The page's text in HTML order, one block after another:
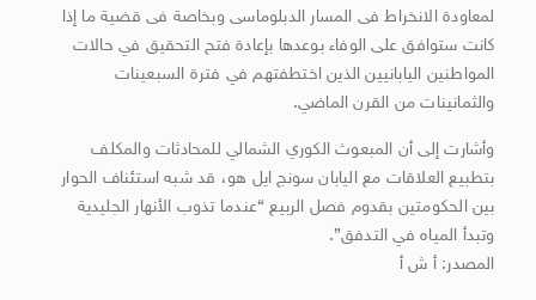
لمعاودة الانخراط فى المسار الدبلوماسى وبخاصة فى قضية ما إذا
كانت ستوافق على الوفاء بوعدها بإعادة فتح التحقيق في حالات
المواطنين اليابانيين الذين اختطفتهم في فترة السبعينات
والثمانينات من القرن الماضي.
وأشارت إلى أن المبعوث الكوري الشمالي للمحادثات والمكلف
بتطبيع العلاقات مع اليابان سونج ايل هو، قد شبه استئناف الحوار
بين الحكومتين بقدوم فصل الربيع “عندما تذوب الأنهار الجليدية
وتبدأ المياه في التدفق”.
المصدر: أ ش أ